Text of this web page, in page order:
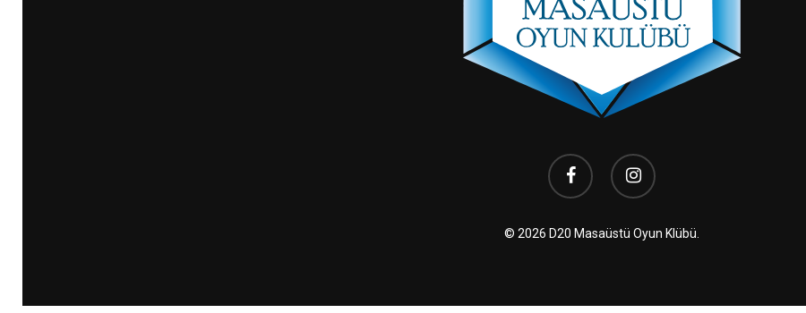
facebook instagram
© 2026 D20 Masaüstü Oyun Klübü.